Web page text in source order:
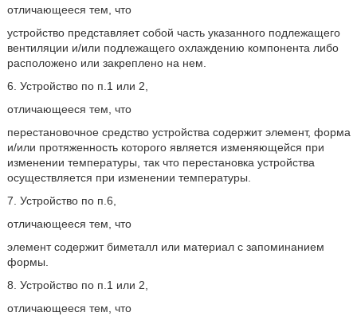
отличающееся тем, что
устройство представляет собой часть указанного подлежащего
вентиляции и/или подлежащего охлаждению компонента либо
расположено или закреплено на нем.
6. Устройство по п.1 или 2,
отличающееся тем, что
перестановочное средство устройства содержит элемент, форма
и/или протяженность которого является изменяющейся при
изменении температуры, так что перестановка устройства
осуществляется при изменении температуры.
7. Устройство по п.6,
отличающееся тем, что
элемент содержит биметалл или материал с запоминанием
формы.
8. Устройство по п.1 или 2,
отличающееся тем, что